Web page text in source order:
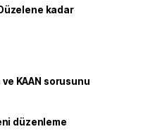
kadar
KAAN sorusunu
düzenleme